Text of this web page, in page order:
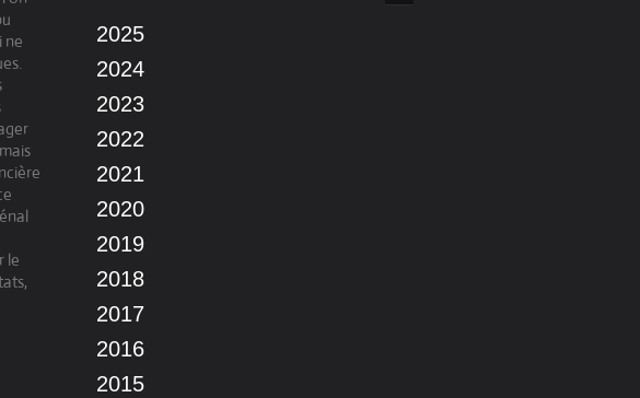
ne
le
2025
2024
2023
2022
2021
2020
2019
2018
2017
2016
2015